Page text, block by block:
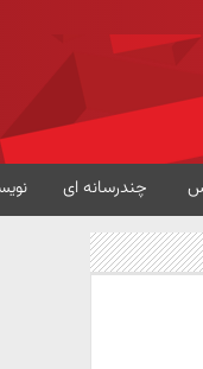
چندرسانه ای